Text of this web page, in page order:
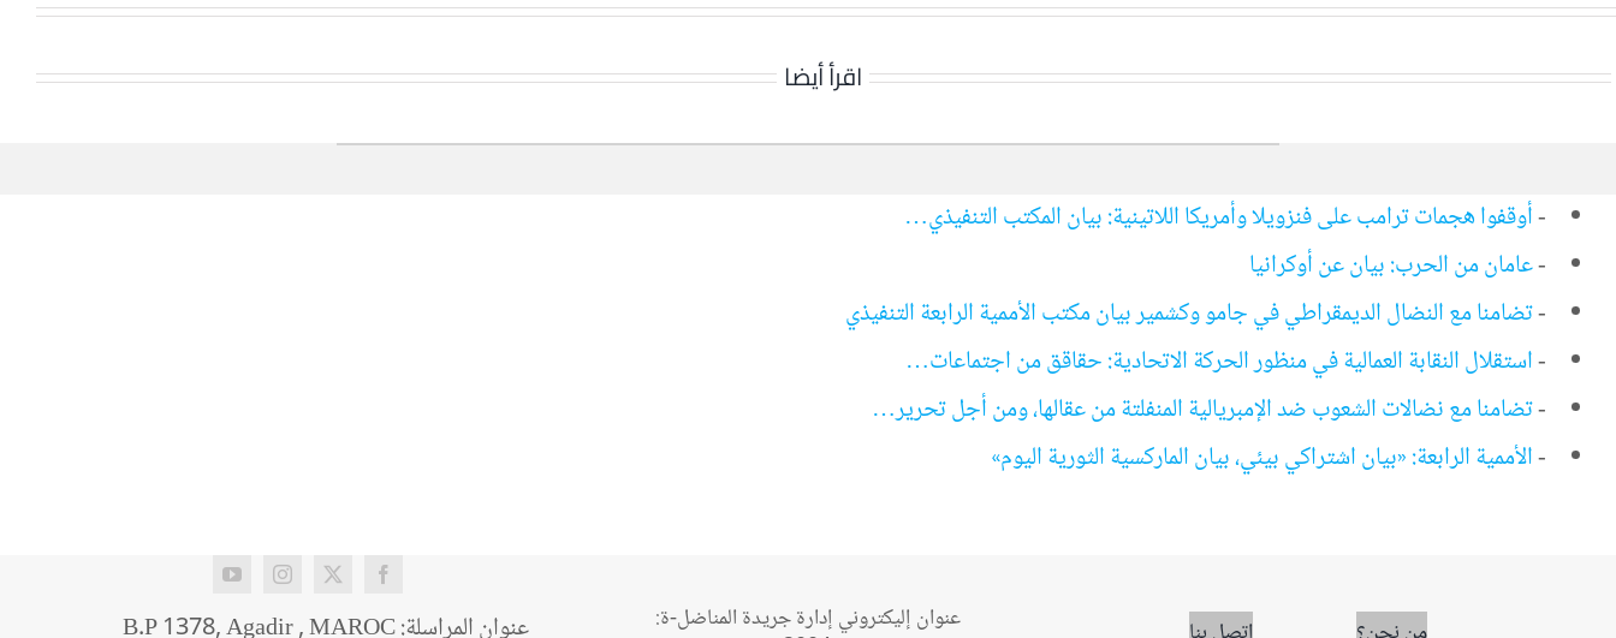
اقرأ أيضا
-أوقفوا هجمات ترامب على فنزويلا وأمريكا اللاتينية: بيان المكتب التنفيذي…
-عامان من الحرب: بيان عن أوكرانيا
-تضامنا مع النضال الديمقراطي في جامو وكشمير بيان مكتب الأممية الرابعة التنفيذي
-استقلال النقابة العمالية في منظور الحركة الاتحادية: حقاقق من اجتماعات…
-تضامنا مع نضالات الشعوب ضد الإمبريالية المنفلتة من عقالها، ومن أجل تحرير…
-الأممية الرابعة: «بيان اشتراكي بيئي، بيان الماركسية الثورية اليوم»
عنوان إليكتروني إدارة جريدة المناضل-ة: